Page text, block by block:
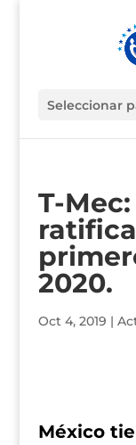
Seleccionar
T-
2020.
Oct 4, 2019 |
México